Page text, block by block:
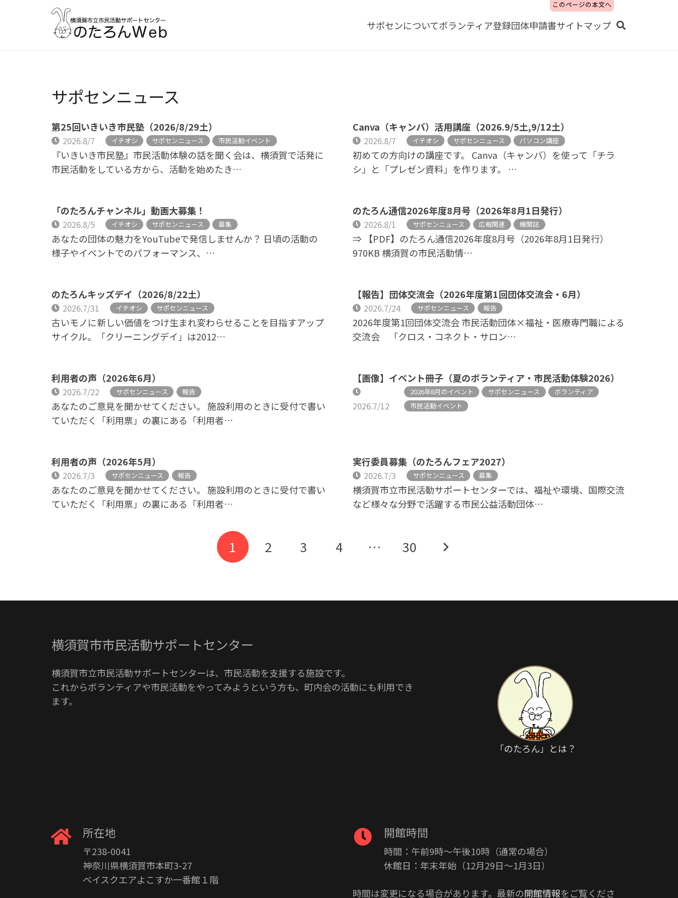
このページの本文へ
サポセンについてボランティア登録団体申請書サイトマップ
サポセンニュース
第25回いきいき市民塾（2026/8/29土）
2026.8/7 イチオシ サポセンニュース 市民活動イベント
『いきいき市民塾』市民活動体験の話を聞く会は、横須賀で活発に
市民活動をしている方から、活動を始めたき…
Canva（キャンバ）活用講座（2026.9/5土,9/12土）
2026.8/7 イチオシ サポセンニュース パソコン講座
初めての方向けの講座です。 Canva（キャンバ）を使って「チラ
シ」と「プレゼン資料」を作ります。 …
「のたろんチャンネル」動画大募集！
2026.8/5 イチオシ サポセンニュース 募集
あなたの団体の魅力をYouTubeで発信しませんか？ 日頃の活動の
様子やイベントでのパフォーマンス、…
のたろん通信2026年度8月号（2026年8月1日発行）
2026.8/1 サポセンニュース 広報関連 機関誌
⇒ 【PDF】のたろん通信2026年度8月号（2026年8月1日発行）
970KB 横須賀の市民活動情…
のたろんキッズデイ（2026/8/22土）
2026.7/31 イチオシ サポセンニュース
古いモノに新しい価値をつけ生まれ変わらせることを目指すアップ
サイクル。「クリーニングデイ」は2012…
【報告】団体交流会（2026年度第1回団体交流会・6月）
2026.7/24 サポセンニュース 報告
2026年度第1回団体交流会 市民活動団体×福祉・医療専門職による
交流会 「クロス・コネクト・サロン…
利用者の声（2026年6月）
2026.7/22 サポセンニュース 報告
あなたのご意見を聞かせてください。 施設利用のときに受付で書い
ていただく「利用票」の裏にある「利用者…
【画像】イベント冊子（夏のボランティア・市民活動体験2026）
2026.7/12
2026年8月のイベント サポセンニュース
ボランティア
市民活動イベント
利用者の声（2026年5月）
2026.7/3 サポセンニュース 報告
あなたのご意見を聞かせてください。 施設利用のときに受付で書い
ていただく「利用票」の裏にある「利用者…
実行委員募集（のたろんフェア2027）
2026.7/3 サポセンニュース 募集
横須賀市立市民活動サポートセンターでは、福祉や環境、国際交流
など様々な分野で活躍する市民公益活動団体…
1 2 3 4 … 30
横須賀市市民活動サポートセンター
横須賀市立市民活動サポートセンターは、市民活動を支援する施設です。
これからボランティアや市民活動をやってみようという方も、町内会の活動にも利用でき
ます。
「のたろん」とは？
所在地
〒238-0041
神奈川県横須賀市本町3-27
ベイスクエアよこすか一番館１階
開館時間
時間：午前9時〜午後10時（通常の場合）
休館日：年末年始（12月29日〜1月3日）
時間は変更になる場合があります。最新の開館情報をご覧くださ